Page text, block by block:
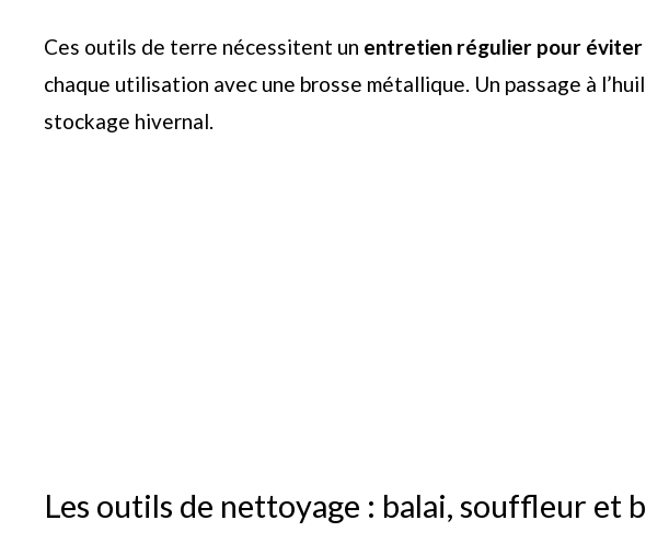
Ces outils de terre nécessitent un entretien régulier pour éviter
chaque utilisation avec une brosse métallique. Un passage à
stockage hivernal.
Les outils de nettoyage : balai, souffleur et